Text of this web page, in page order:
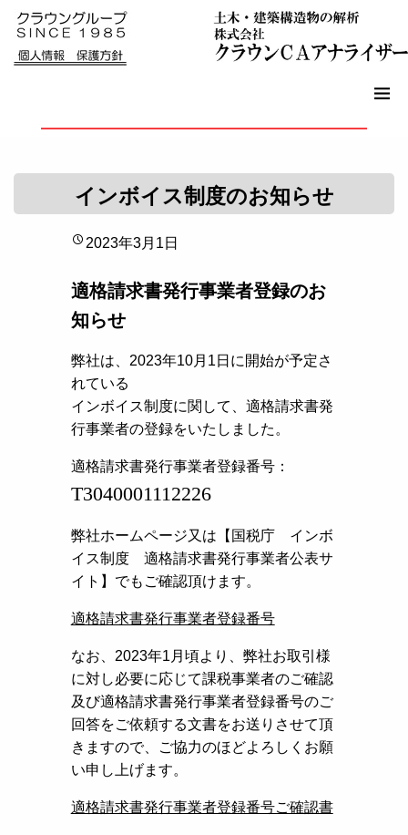
インボイス制度のお知らせ
2023年3月1日
適格請求書発行事業者登録のお
知らせ
弊社は、2023年10月1日に開始が予定さ
れている
インボイス制度に関して、適格請求書発
行事業者の登録をいたしました。
適格請求書発行事業者登録番号：
T3040001112226
弊社ホームページ又は【国税庁 インボ
イス制度 適格請求書発行事業者公表サ
イト】でもご確認頂けます。
適格請求書発行事業者登録番号
なお、2023年1月頃より、弊社お取引様
に対し必要に応じて課税事業者のご確認
及び適格請求書発行事業者登録番号のご
回答をご依頼する文書をお送りさせて頂
きますので、ご協力のほどよろしくお願
い申し上げます。
適格請求書発行事業者登録番号ご確認書